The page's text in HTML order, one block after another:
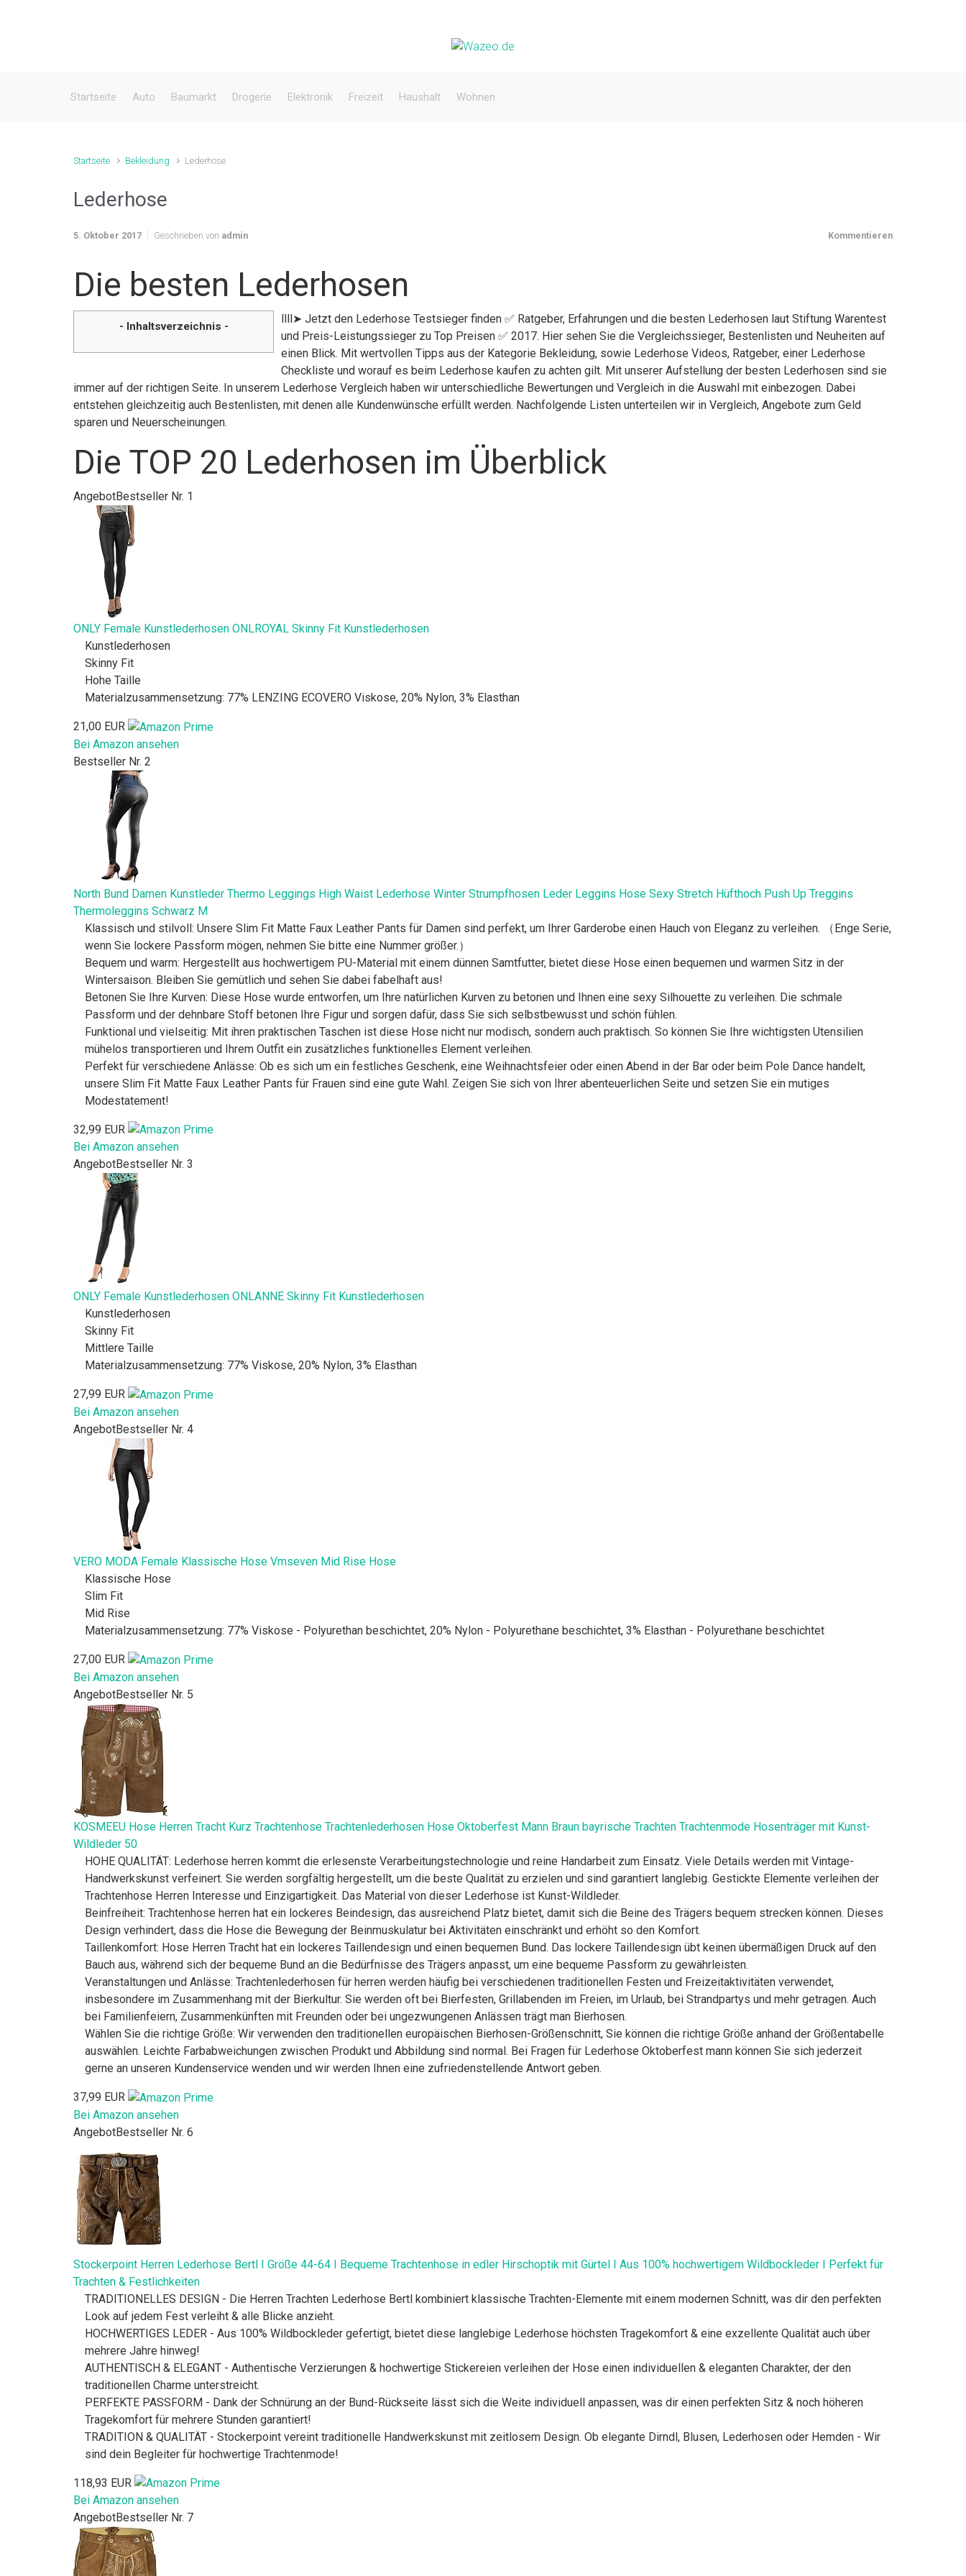
Startseite Auto Baumarkt Drogerie Elektronik Freizeit Haushalt Wohnen
Startseite Bekleidung Lederhose
Lederhose
5. Oktober 2017 Geschrieben von admin Kommentieren
Die besten Lederhosen
- Inhaltsverzeichnis -
llll➤ Jetzt den Lederhose Testsieger finden ✅ Ratgeber, Erfahrungen und die besten Lederhosen laut Stiftung Warentest
und Preis-Leistungssieger zu Top Preisen ✅ 2017. Hier sehen Sie die Vergleichssieger, Bestenlisten und Neuheiten auf
einen Blick. Mit wertvollen Tipps aus der Kategorie Bekleidung, sowie Lederhose Videos, Ratgeber, einer Lederhose
Checkliste und worauf es beim Lederhose kaufen zu achten gilt. Mit unserer Aufstellung der besten Lederhosen sind sie
immer auf der richtigen Seite. In unserem Lederhose Vergleich haben wir unterschiedliche Bewertungen und Vergleich in die Auswahl mit einbezogen. Dabei
entstehen gleichzeitig auch Bestenlisten, mit denen alle Kundenwünsche erfüllt werden. Nachfolgende Listen unterteilen wir in Vergleich, Angebote zum Geld
sparen und Neuerscheinungen.
Die TOP 20 Lederhosen im Überblick
AngebotBestseller Nr. 1
ONLY Female Kunstlederhosen ONLROYAL Skinny Fit Kunstlederhosen
Kunstlederhosen
Skinny Fit
Hohe Taille
Materialzusammensetzung: 77% LENZING ECOVERO Viskose, 20% Nylon, 3% Elasthan
21,00 EUR
Bei Amazon ansehen
Bestseller Nr. 2
North Bund Damen Kunstleder Thermo Leggings High Waist Lederhose Winter Strumpfhosen Leder Leggins Hose Sexy Stretch Hüfthoch Push Up Treggins
Thermoleggins Schwarz M
Klassisch und stilvoll: Unsere Slim Fit Matte Faux Leather Pants für Damen sind perfekt, um Ihrer Garderobe einen Hauch von Eleganz zu verleihen. （Enge Serie,
wenn Sie lockere Passform mögen, nehmen Sie bitte eine Nummer größer.）
Bequem und warm: Hergestellt aus hochwertigem PU-Material mit einem dünnen Samtfutter, bietet diese Hose einen bequemen und warmen Sitz in der
Wintersaison. Bleiben Sie gemütlich und sehen Sie dabei fabelhaft aus!
Betonen Sie Ihre Kurven: Diese Hose wurde entworfen, um Ihre natürlichen Kurven zu betonen und Ihnen eine sexy Silhouette zu verleihen. Die schmale
Passform und der dehnbare Stoff betonen Ihre Figur und sorgen dafür, dass Sie sich selbstbewusst und schön fühlen.
Funktional und vielseitig: Mit ihren praktischen Taschen ist diese Hose nicht nur modisch, sondern auch praktisch. So können Sie Ihre wichtigsten Utensilien
mühelos transportieren und Ihrem Outfit ein zusätzliches funktionelles Element verleihen.
Perfekt für verschiedene Anlässe: Ob es sich um ein festliches Geschenk, eine Weihnachtsfeier oder einen Abend in der Bar oder beim Pole Dance handelt,
unsere Slim Fit Matte Faux Leather Pants für Frauen sind eine gute Wahl. Zeigen Sie sich von Ihrer abenteuerlichen Seite und setzen Sie ein mutiges
Modestatement!
32,99 EUR
Bei Amazon ansehen
AngebotBestseller Nr. 3
ONLY Female Kunstlederhosen ONLANNE Skinny Fit Kunstlederhosen
Kunstlederhosen
Skinny Fit
Mittlere Taille
Materialzusammensetzung: 77% Viskose, 20% Nylon, 3% Elasthan
27,99 EUR
Bei Amazon ansehen
AngebotBestseller Nr. 4
VERO MODA Female Klassische Hose Vmseven Mid Rise Hose
Klassische Hose
Slim Fit
Mid Rise
Materialzusammensetzung: 77% Viskose - Polyurethan beschichtet, 20% Nylon - Polyurethane beschichtet, 3% Elasthan - Polyurethane beschichtet
27,00 EUR
Bei Amazon ansehen
AngebotBestseller Nr. 5
KOSMEEU Hose Herren Tracht Kurz Trachtenhose Trachtenlederhosen Hose Oktoberfest Mann Braun bayrische Trachten Trachtenmode Hosenträger mit Kunst-
Wildleder 50
HOHE QUALITÄT: Lederhose herren kommt die erlesenste Verarbeitungstechnologie und reine Handarbeit zum Einsatz. Viele Details werden mit Vintage-
Handwerkskunst verfeinert. Sie werden sorgfältig hergestellt, um die beste Qualität zu erzielen und sind garantiert langlebig. Gestickte Elemente verleihen der
Trachtenhose Herren Interesse und Einzigartigkeit. Das Material von dieser Lederhose ist Kunst-Wildleder.
Beinfreiheit: Trachtenhose herren hat ein lockeres Beindesign, das ausreichend Platz bietet, damit sich die Beine des Trägers bequem strecken können. Dieses
Design verhindert, dass die Hose die Bewegung der Beinmuskulatur bei Aktivitäten einschränkt und erhöht so den Komfort.
Taillenkomfort: Hose Herren Tracht hat ein lockeres Taillendesign und einen bequemen Bund. Das lockere Taillendesign übt keinen übermäßigen Druck auf den
Bauch aus, während sich der bequeme Bund an die Bedürfnisse des Trägers anpasst, um eine bequeme Passform zu gewährleisten.
Veranstaltungen und Anlässe: Trachtenlederhosen für herren werden häufig bei verschiedenen traditionellen Festen und Freizeitaktivitäten verwendet,
insbesondere im Zusammenhang mit der Bierkultur. Sie werden oft bei Bierfesten, Grillabenden im Freien, im Urlaub, bei Strandpartys und mehr getragen. Auch
bei Familienfeiern, Zusammenkünften mit Freunden oder bei ungezwungenen Anlässen trägt man Bierhosen.
Wählen Sie die richtige Größe: Wir verwenden den traditionellen europäischen Bierhosen-Größenschnitt, Sie können die richtige Größe anhand der Größentabelle
auswählen. Leichte Farbabweichungen zwischen Produkt und Abbildung sind normal. Bei Fragen für Lederhose Oktoberfest mann können Sie sich jederzeit
gerne an unseren Kundenservice wenden und wir werden Ihnen eine zufriedenstellende Antwort geben.
37,99 EUR
Bei Amazon ansehen
AngebotBestseller Nr. 6
Stockerpoint Herren Lederhose Bertl I Größe 44-64 I Bequeme Trachtenhose in edler Hirschoptik mit Gürtel I Aus 100% hochwertigem Wildbockleder I Perfekt für
Trachten & Festlichkeiten
TRADITIONELLES DESIGN - Die Herren Trachten Lederhose Bertl kombiniert klassische Trachten-Elemente mit einem modernen Schnitt, was dir den perfekten
Look auf jedem Fest verleiht & alle Blicke anzieht.
HOCHWERTIGES LEDER - Aus 100% Wildbockleder gefertigt, bietet diese langlebige Lederhose höchsten Tragekomfort & eine exzellente Qualität auch über
mehrere Jahre hinweg!
AUTHENTISCH & ELEGANT - Authentische Verzierungen & hochwertige Stickereien verleihen der Hose einen individuellen & eleganten Charakter, der den
traditionellen Charme unterstreicht.
PERFEKTE PASSFORM - Dank der Schnürung an der Bund-Rückseite lässt sich die Weite individuell anpassen, was dir einen perfekten Sitz & noch höheren
Tragekomfort für mehrere Stunden garantiert!
TRADITION & QUALITÄT - Stockerpoint vereint traditionelle Handwerkskunst mit zeitlosem Design. Ob elegante Dirndl, Blusen, Lederhosen oder Hemden - Wir
sind dein Begleiter für hochwertige Trachtenmode!
118,93 EUR
Bei Amazon ansehen
AngebotBestseller Nr. 7